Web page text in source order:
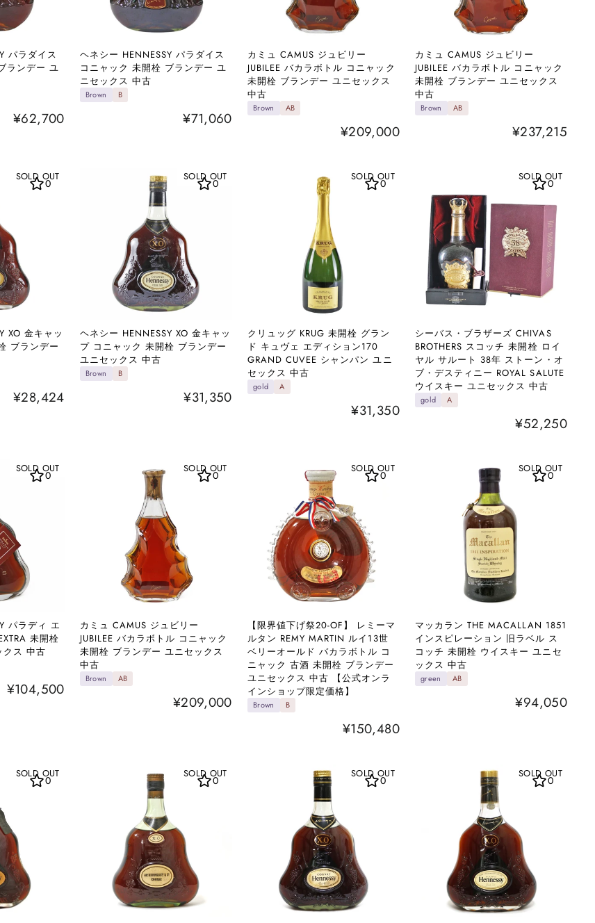
パラダイス
ランデー ユ
¥62,700
ヘネシー HENNESSY パラダイス
コニャック 未開栓 ブランデー ユ
ニセックス 中古
Brown B
¥71,060
カミュ CAMUS ジュビリー
JUBILEE バカラボトル コニャック
未開栓 ブランデー ユニセックス
中古
Brown AB
¥209,000
カミュ CAMUS ジュビリー
JUBILEE バカラボトル コニャック
未開栓 ブランデー ユニセックス
中古
Brown AB
¥237,215
SOLD OUT
XO 金キャッ
ブランデー
¥28,424
0
SOLD OUT
ヘネシー HENNESSY XO 金キャッ
プ コニャック 未開栓 ブランデー
ユニセックス 中古
Brown B
¥31,350
0
SOLD OUT
クリュッグ KRUG 未開栓 グラン
ド キュヴェ エディション170
GRAND CUVEE シャンパン ユニ
セックス 中古
gold A
¥31,350
0
SOLD OUT
シーバス・ブラザーズ CHIVAS
BROTHERS スコッチ 未開栓 ロイ
ヤル サルート 38年 ストーン・オ
ブ・デスティニー ROYAL SALUTE
ウイスキー ユニセックス 中古
gold A
¥52,250
0
SOLD OUT
パラディ エ
未開栓
クス 中古
¥104,500
0
SOLD OUT
カミュ CAMUS ジュビリー
JUBILEE バカラボトル コニャック
未開栓 ブランデー ユニセックス
中古
Brown AB
¥209,000
0
SOLD OUT
【限界値下げ祭20-OF】 レミーマ
ルタン REMY MARTIN ルイ13世
ベリーオールド バカラボトル コ
ニャック 古酒 未開栓 ブランデー
ユニセックス 中古 【公式オンラ
インショップ限定価格】
Brown B
¥150,480
0
SOLD OUT
マッカラン THE MACALLAN 1851
インスピレーション 旧ラベル ス
コッチ 未開栓 ウイスキー ユニセ
ックス 中古
green AB
¥94,050
0
SOLD OUT
0
SOLD OUT
0
SOLD OUT
0
SOLD OUT
0